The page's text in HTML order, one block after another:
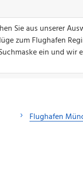
Sie aus unserer
zum Flughafen
ein und wir
Flughafen